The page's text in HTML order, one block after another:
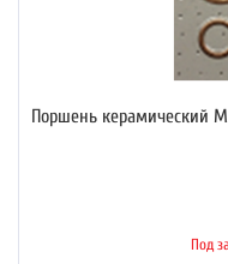
Поршень керамический
Под